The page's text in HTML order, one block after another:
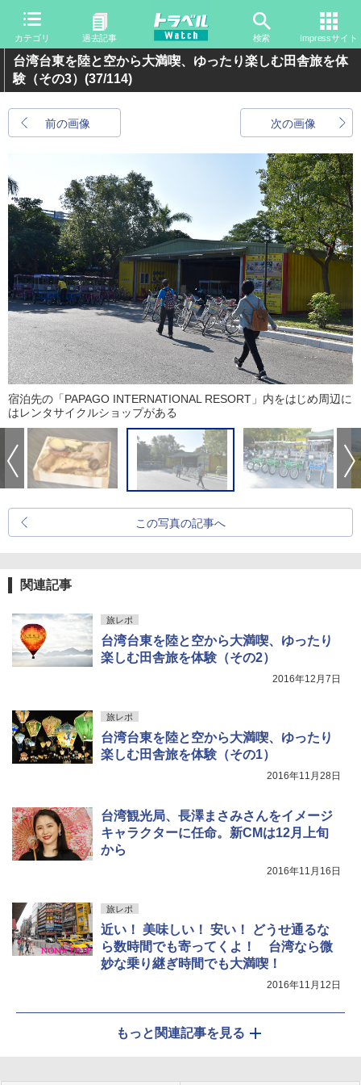
カテゴリ 過去記事 検索 Impressサイト
台湾台東を陸と空から大満喫、ゆったり楽しむ田舎旅を体
験（その3） (37/114)
前の画像 次の画像
宿泊先の「PAPAGO INTERNATIONAL RESORT」内をはじめ周辺に
はレンタサイクルショップがある
この写真の記事へ
関連記事
旅レポ
台湾台東を陸と空から大満喫、ゆったり
楽しむ田舎旅を体験（その2）
2016年12月7日
旅レポ
台湾台東を陸と空から大満喫、ゆったり
楽しむ田舎旅を体験（その1）
2016年11月28日
台湾観光局、長澤まさみさんをイメージ
キャラクターに任命。新CMは12月上旬
から
2016年11月16日
旅レポ
近い！ 美味しい！ 安い！ どうせ通るな
ら数時間でも寄ってくよ！ 台湾なら微
妙な乗り継ぎ時間でも大満喫！
2016年11月12日
もっと関連記事を見る